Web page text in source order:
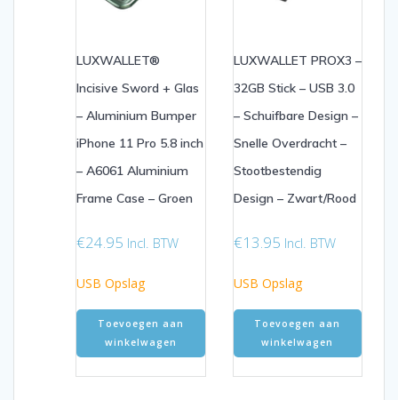
LUXWALLET®
Incisive Sword + Glas
– Aluminium Bumper
iPhone 11 Pro 5.8 inch
– A6061 Aluminium
Frame Case – Groen
€24.95 Incl. BTW
USB Opslag
Toevoegen aan
winkelwagen
LUXWALLET PROX3 –
32GB Stick – USB 3.0
– Schuifbare Design –
Snelle Overdracht –
Stootbestendig
Design – Zwart/Rood
€13.95 Incl. BTW
USB Opslag
Toevoegen aan
winkelwagen